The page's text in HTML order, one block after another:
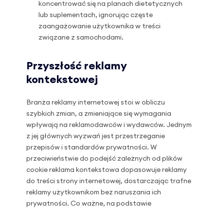
koncentrować się na planach dietetycznych
lub suplementach, ignorując częste
zaangażowanie użytkownika w treści
związane z samochodami.
Przyszłość reklamy
kontekstowej
Branża reklamy internetowej stoi w obliczu
szybkich zmian, a zmieniające się wymagania
wpływają na reklamodawców i wydawców. Jednym
z jej głównych wyzwań jest przestrzeganie
przepisów i standardów prywatności. W
przeciwieństwie do podejść zależnych od plików
cookie reklama kontekstowa dopasowuje reklamy
do treści strony internetowej, dostarczając trafne
reklamy użytkownikom bez naruszania ich
prywatności. Co ważne, na podstawie